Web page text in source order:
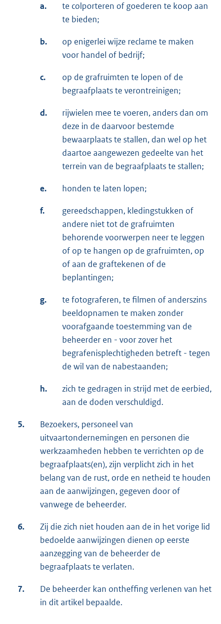
a.
te colporteren of goederen te koop aan
te bieden;
b.
op enigerlei wijze reclame te maken
voor handel of bedrijf;
c.
op de grafruimten te lopen of de
begraafplaats te verontreinigen;
d.
rijwielen mee te voeren, anders dan om
deze in de daarvoor bestemde
bewaarplaats te stallen, dan wel op het
daartoe aangewezen gedeelte van het
terrein van de begraafplaats te stallen;
e. honden te laten lopen;
f.
gereedschappen, kledingstukken of
andere niet tot de grafruimten
behorende voorwerpen neer te leggen
of op te hangen op de grafruimten, op
of aan de graftekenen of de
beplantingen;
g.
te fotograferen, te filmen of anderszins
beeldopnamen te maken zonder
voorafgaande toestemming van de
beheerder en - voor zover het
begrafenisplechtigheden betreft - tegen
de wil van de nabestaanden;
h.
zich te gedragen in strijd met de eerbied,
aan de doden verschuldigd.
5.
Bezoekers, personeel van
uitvaartondernemingen en personen die
werkzaamheden hebben te verrichten op de
begraafplaats(en), zijn verplicht zich in het
belang van de rust, orde en netheid te houden
aan de aanwijzingen, gegeven door of
vanwege de beheerder.
6.
Zij die zich niet houden aan de in het vorige lid
bedoelde aanwijzingen dienen op eerste
aanzegging van de beheerder de
begraafplaats te verlaten.
7.
De beheerder kan ontheffing verlenen van het
in dit artikel bepaalde.